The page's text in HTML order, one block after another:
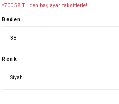
*700,58 TL den başlayan taksitlerle!!
Beden
Renk